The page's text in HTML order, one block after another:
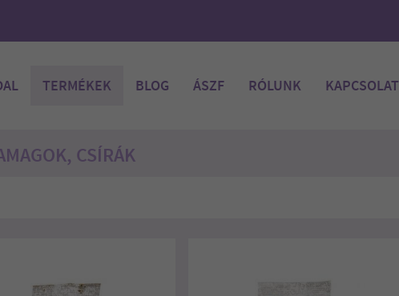
TERMÉKEK BLOG ÁSZF RÓLUNK KAPCSOLAT
CSÍRÁK